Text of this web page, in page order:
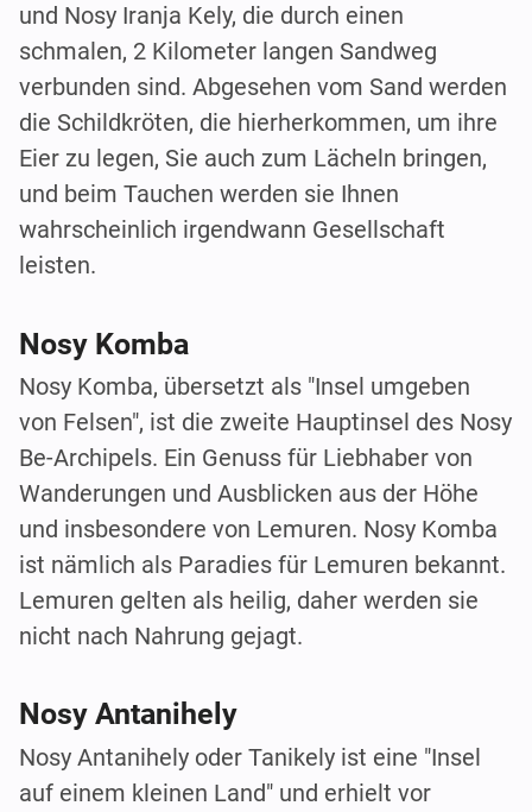
und Nosy Iranja Kely, die durch einen
schmalen, 2 Kilometer langen Sandweg
verbunden sind. Abgesehen vom Sand werden
die Schildkröten, die hierherkommen, um ihre
Eier zu legen, Sie auch zum Lächeln bringen,
und beim Tauchen werden sie Ihnen
wahrscheinlich irgendwann Gesellschaft
leisten.
Nosy Komba
Nosy Komba, übersetzt als "Insel umgeben
von Felsen", ist die zweite Hauptinsel des Nosy
Be-Archipels. Ein Genuss für Liebhaber von
Wanderungen und Ausblicken aus der Höhe
und insbesondere von Lemuren. Nosy Komba
ist nämlich als Paradies für Lemuren bekannt.
Lemuren gelten als heilig, daher werden sie
nicht nach Nahrung gejagt.
Nosy Antanihely
Nosy Antanihely oder Tanikely ist eine "Insel
auf einem kleinen Land" und erhielt vor